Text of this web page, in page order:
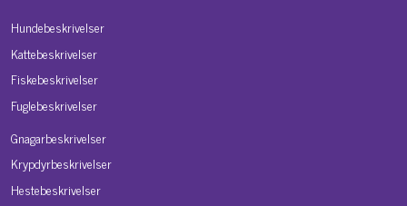
Hundebeskrivelser
Kattebeskrivelser
Fiskebeskrivelser
Fuglebeskrivelser
Gnagarbeskrivelser
Krypdyrbeskrivelser
Hestebeskrivelser